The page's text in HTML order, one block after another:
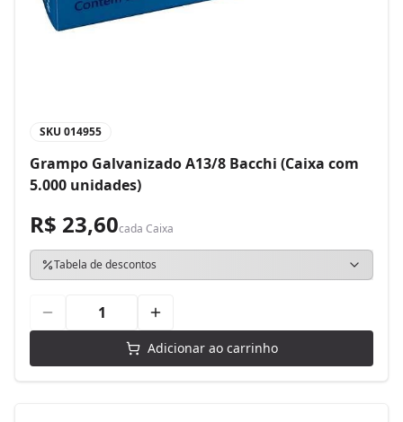
SKU 014955
Grampo Galvanizado A13/8 Bacchi (Caixa com
5.000 unidades)
R$ 23,60cada Caixa
Tabela de descontos
Adicionar ao carrinho